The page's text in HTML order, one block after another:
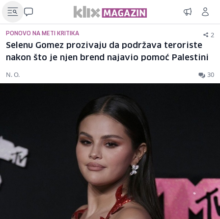
PONOVO NA METI KRITIKA 2
Selenu Gomez prozivaju da podržava teroriste
nakon što je njen brend najavio pomoć Palestini
N. O. 30